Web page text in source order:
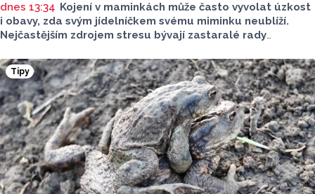
dnes 13:34 Kojení v maminkách může často vyvolat úzkost
i obavy, zda svým jídelníčkem svému miminku neublíží.
Nejčastějším zdrojem stresu bývají zastaralé rady
se nadýmavým potravinám nebo preventivnímu vyřazování
alergenů. Mýty o stravě při kojení boří laktační poradkyně
z Jeseníku.
Tipy